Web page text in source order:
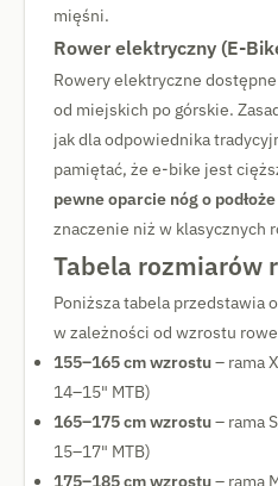
mięśni.
Rower elektryczny (E-
Rowery elektryczne
od miejskich po górskie.
jak dla odpowiednika
pamiętać, że e-bike jest
pewne oparcie nóg o podłoże
znaczenie niż w klasycznych
Tabela rozmiarów
Poniższa tabela przedstawia
w zależności od wzrostu
155–165 cm wzrostu– rama
14–15" MTB)
165–175 cm wzrostu– rama
15–17" MTB)
175–185 cm wzrostu– rama